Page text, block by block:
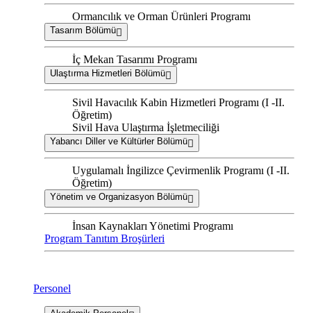
Ormancılık ve Orman Ürünleri Programı
Tasarım Bölümü
İç Mekan Tasarımı Programı
Ulaştırma Hizmetleri Bölümü
Sivil Havacılık Kabin Hizmetleri Programı (I -II.
Öğretim)
Sivil Hava Ulaştırma İşletmeciliği
Yabancı Diller ve Kültürler Bölümü
Uygulamalı İngilizce Çevirmenlik Programı (I -II.
Öğretim)
Yönetim ve Organizasyon Bölümü
İnsan Kaynakları Yönetimi Programı
Program Tanıtım Broşürleri
Personel